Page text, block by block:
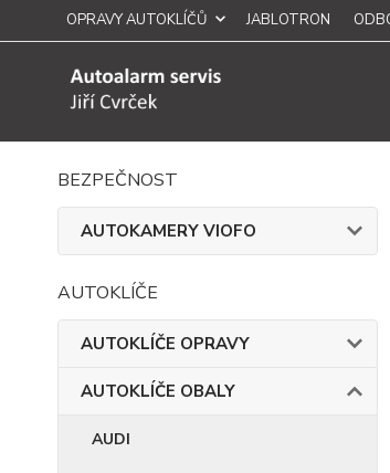
OPRAVY AUTOKLÍČŮ JABLOTRON
BEZPEČNOST
AUTOKAMERY VIOFO
AUTOKLÍČE
AUTOKLÍČE OPRAVY
AUTOKLÍČE OBALY
AUDI